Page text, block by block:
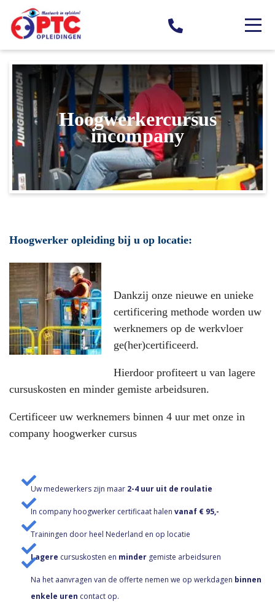
Hoogwerkercursus
incompany
Hoogwerker opleiding bij u op locatie:
Dankzij onze nieuwe en unieke
certificering methode worden uw
werknemers op de werkvloer
ge(her)certificeerd.
Hierdoor profiteert u van lagere
cursuskosten en minder gemiste arbeidsuren.
Certificeer uw werknemers binnen 4 uur met onze in
company hoogwerker cursus
Uw medewerkers zijn maar 2-4 uur uit de roulatie
In company hoogwerker certificaat halen vanaf € 95,-
Trainingen door heel Nederland en op locatie
Lagere cursuskosten en minder gemiste arbeidsuren
Na het aanvragen van de offerte nemen we op werkdagen binnen
enkele uren contact op.